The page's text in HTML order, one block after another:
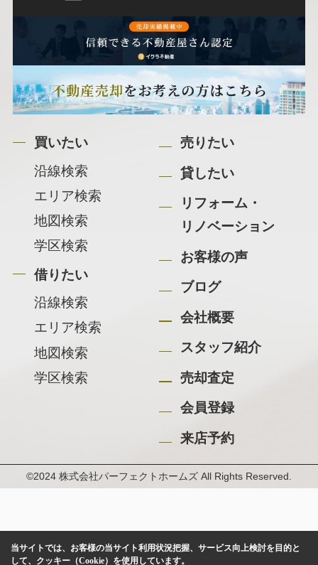
買いたい
沿線検索
エリア検索
地図検索
学区検索
借りたい
沿線検索
エリア検索
地図検索
学区検索
売りたい
貸したい
リフォーム・
リノベーション
お客様の声
ブログ
会社概要
スタッフ紹介
売却査定
会員登録
来店予約
©2024 株式会社パーフェクトホームズ All Rights Reserved.
当サイトでは、お客様の当サイト利用状況把握、サービス向上検討を目的と
して、クッキー（Cookie）を使用しています。